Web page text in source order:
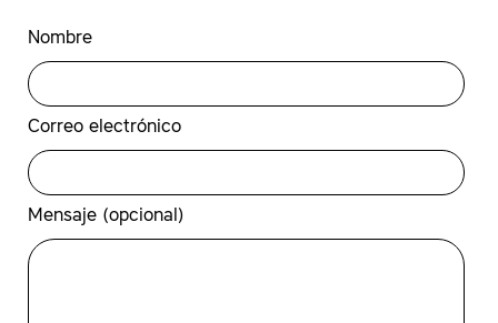
Nombre
Correo electrónico
Mensaje (opcional)